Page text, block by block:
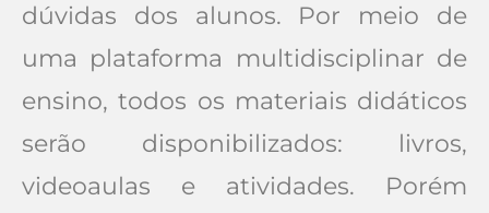
dúvidas dos alunos. Por meio de
uma plataforma multidisciplinar de
ensino, todos os materiais didáticos
serão disponibilizados: livros,
videoaulas e atividades. Porém